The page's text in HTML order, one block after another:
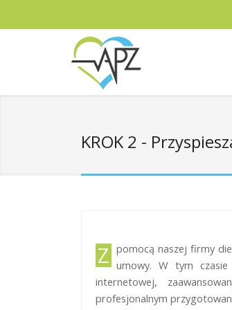
KROK 2 -
Z pomocą naszej firmy
umowy. W tym czasie
internetowej,
profesjonalnym